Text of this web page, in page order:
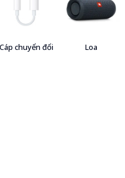
Cáp chuyển đổi Loa